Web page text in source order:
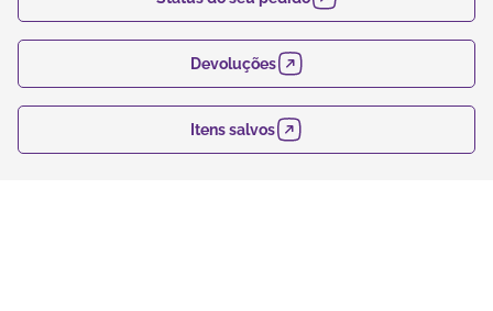
Devoluções
Itens salvos